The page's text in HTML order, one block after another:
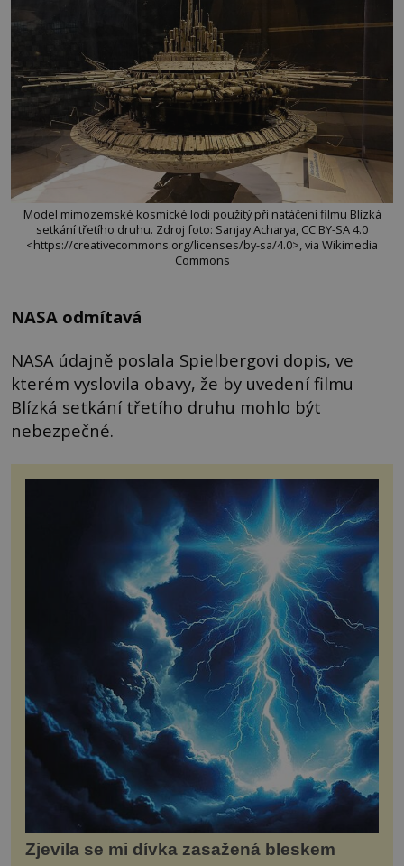
Model mimozemské kosmické lodi použitý při natáčení filmu Blízká
setkání třetího druhu. Zdroj foto: Sanjay Acharya, CC BY-SA 4.0
<https://creativecommons.org/licenses/by-sa/4.0>, via Wikimedia
Commons
NASA odmítavá
NASA údajně poslala Spielbergovi dopis, ve
kterém vyslovila obavy, že by uvedení filmu
Blízká setkání třetího druhu mohlo být
nebezpečné.
Zjevila se mi dívka zasažená bleskem